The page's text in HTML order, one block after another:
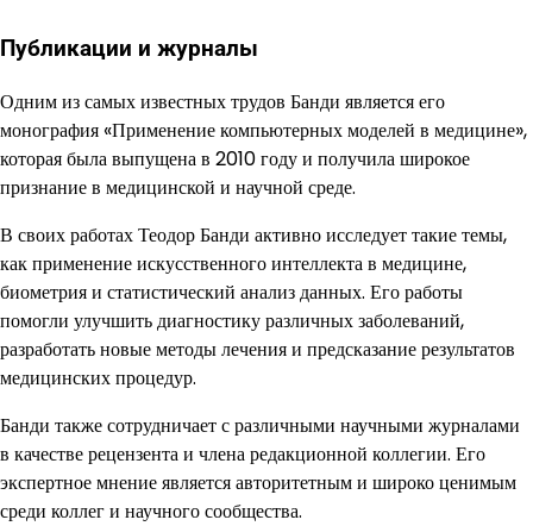
Публикации и журналы
Одним из самых известных трудов Банди является его
монография «Применение компьютерных моделей в медицине»,
которая была выпущена в 2010 году и получила широкое
признание в медицинской и научной среде.
В своих работах Теодор Банди активно исследует такие темы,
как применение искусственного интеллекта в медицине,
биометрия и статистический анализ данных. Его работы
помогли улучшить диагностику различных заболеваний,
разработать новые методы лечения и предсказание результатов
медицинских процедур.
Банди также сотрудничает с различными научными журналами
в качестве рецензента и члена редакционной коллегии. Его
экспертное мнение является авторитетным и широко ценимым
среди коллег и научного сообщества.